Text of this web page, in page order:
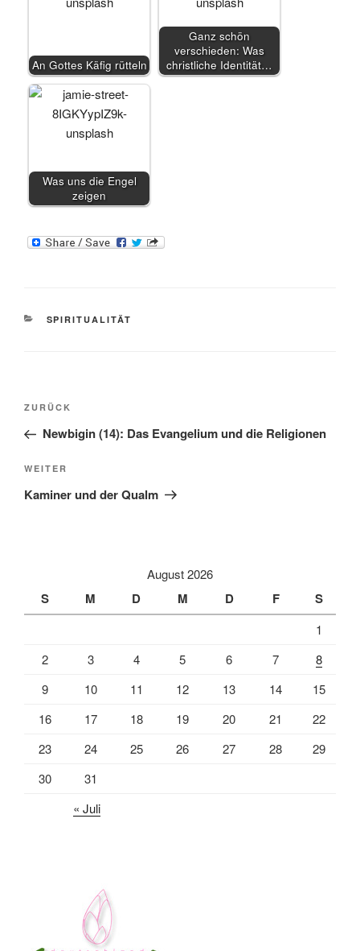
An Gottes Käfig rütteln
Ganz schön
verschieden: Was
christliche Identität…
Was uns die Engel
zeigen
KATEGORIEN
SPIRITUALITÄT
Beitragsnavigation
Vorheriger
Beitrag
ZURÜCK
Newbigin (14): Das Evangelium und die Religionen
Nächster
Beitrag
WEITER
Kaminer und der Qualm
August 2026
S M D M D F S
1
2
3 4 5 6 7
8
9
10 11 12 13 14
15
16
17 18 19 20 21
22
23
24 25 26 27 28
29
30
31
« Juli